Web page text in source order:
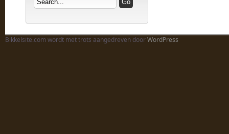
Bikkelsite.com wordt met trots aangedreven doorWordPress